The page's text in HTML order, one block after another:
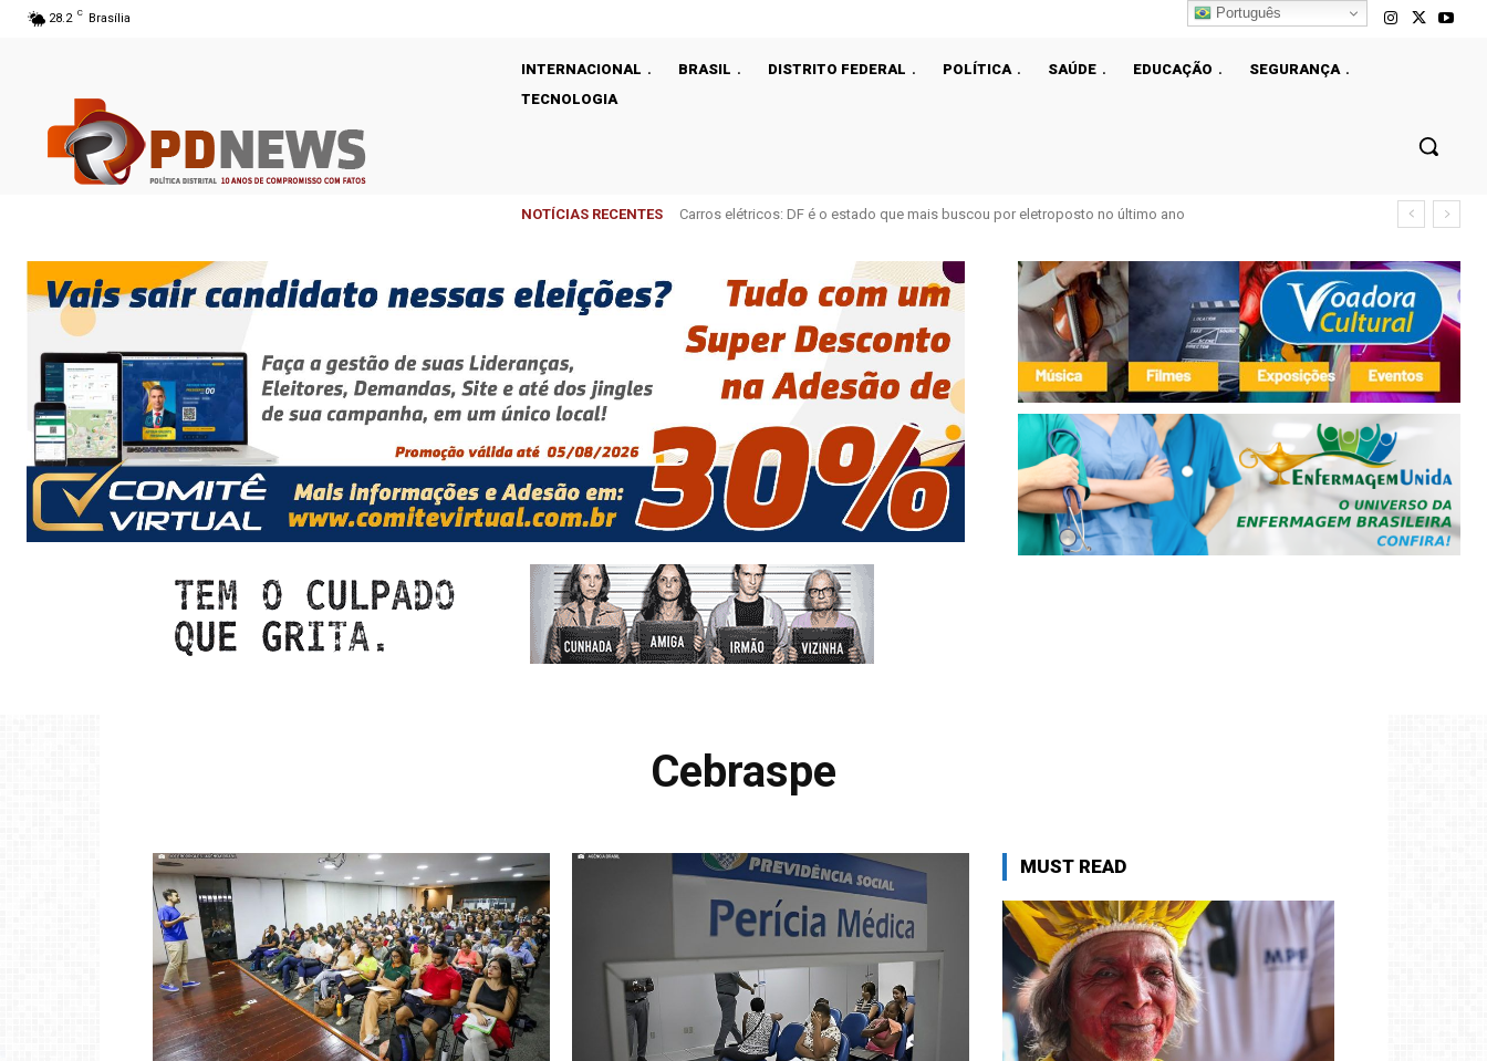
28.2 C Brasília
INTERNACIONAL BRASIL DISTRITO FEDERAL POLÍTICA SAÚDE EDUCAÇÃO
SEGURANÇA
TECNOLOGIA
NOTÍCIAS RECENTES Carros elétricos: DF é o estado que mais buscou por eletroposto no último ano
Neoenergia anuncia plano recorde de R$ 3,1 bilhões para fortalecer a infraestrutura elétrica do DF
Cebraspe
MUST READ
Português